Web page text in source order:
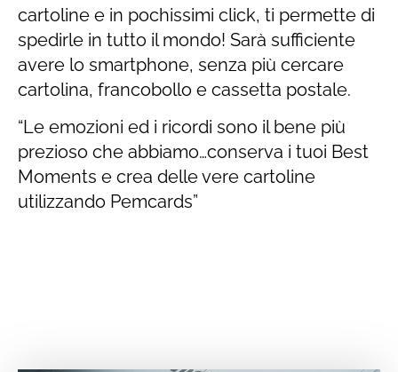
cartoline e in pochissimi click, ti permette di
spedirle in tutto il mondo! Sarà sufficiente
avere lo smartphone, senza più cercare
cartolina, francobollo e cassetta postale.
“Le emozioni ed i ricordi sono il bene più
prezioso che abbiamo…conserva i tuoi Best
Moments e crea delle vere cartoline
utilizzando Pemcards”